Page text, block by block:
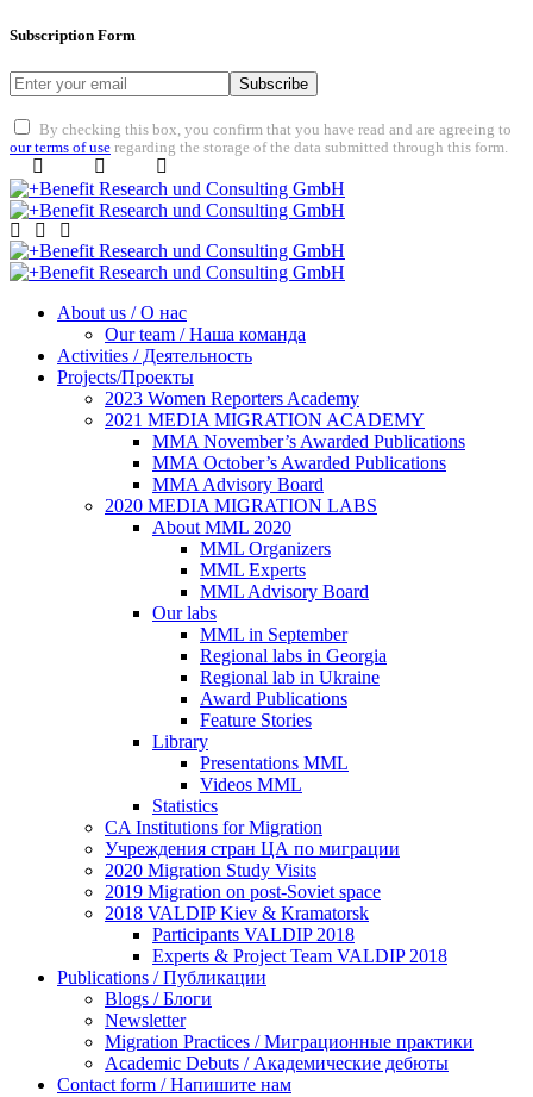
Subscription Form
Subscribe
By checking this box, you confirm that you have read and are agreeing to
our terms of use regarding the storage of the data submitted through this form.
About us / О нас
Our team / Наша команда
Activities / Деятельность
Projects/Проекты
2023 Women Reporters Academy
2021 MEDIA MIGRATION ACADEMY
MMA November’s Awarded Publications
MMA October’s Awarded Publications
MMA Advisory Board
2020 MEDIA MIGRATION LABS
About MML 2020
MML Organizers
MML Experts
MML Advisory Board
Our labs
ММL in September
Regional labs in Georgia
Regional lab in Ukraine
Award Publications
Feature Stories
Library
Presentations MML
Videos MML
Statistics
CA Institutions for Migration
Учреждения стран ЦА по миграции
2020 Migration Study Visits
2019 Migration on post-Soviet space
2018 VALDIP Kiev & Kramatorsk
Participants VALDIP 2018
Experts & Project Team VALDIP 2018
Publications / Публикации
Blogs / Блоги
Newsletter
Migration Practices / Миграционные практики
Academic Debuts / Академические дебюты
Contact form / Напишите нам